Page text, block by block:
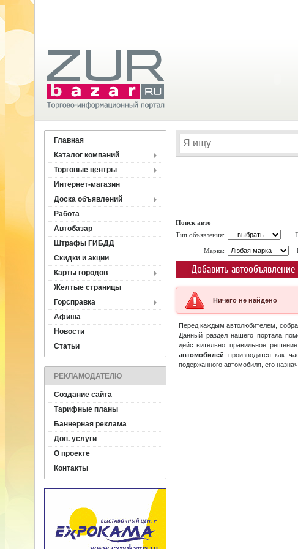
Главная
Каталог компаний
Торговые центры
Интернет-магазин
Доска объявлений
Работа
Автобазар
Штрафы ГИБДД
Скидки и акции
Карты городов
Желтые страницы
Горсправка
Афиша
Новости
Статьи
РЕКЛАМОДАТЕЛЮ
Создание сайта
Тарифные планы
Баннерная реклама
Доп. услуги
О проекте
Контакты
Поиск авто
Тип объявления:
Марка:
Добавить автообъявление
Ничего не найдено
Перед каждым автолюбителем,
Данный раздел нашего портала
действительно правильное
автомобилей производится как
подержанного автомобиля, его